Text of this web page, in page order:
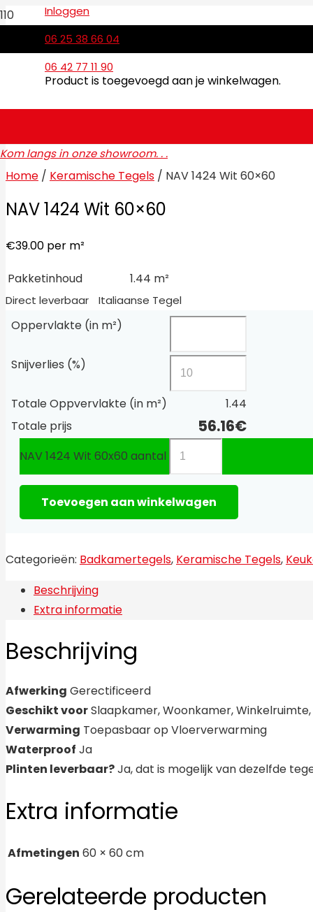
Inloggen
06 25 38 66 04
06 42 77 11 90
Product is toegevoegd aan je winkelwagen.
Kom langs in onze showroom. . .
Home / Keramische Tegels / NAV 1424 Wit 60×60
NAV 1424 Wit 60×60
€39.00 per m²
Pakketinhoud 1.44 m²
Direct leverbaar Italiaanse Tegel
Oppervlakte (in m²)
Snijverlies (%)
Totale Oppvervlakte (in m²)
1.44
Totale prijs
€
56.16
NAV 1424 Wit 60x60 aantal
Toevoegen aan winkelwagen
Categorieën: Badkamertegels, Keramische Tegels,
Beschrijving
Extra informatie
Beschrijving
Afwerking Gerectificeerd
Geschikt voorSlaapkamer, Woonkamer,
Verwarming Toepasbaar op Vloerverwarming
Waterproof Ja
Plinten leverbaar?Ja, dat is mogelijk van dezelfde
Extra informatie
Afmetingen 60 × 60 cm
Gerelateerde producten